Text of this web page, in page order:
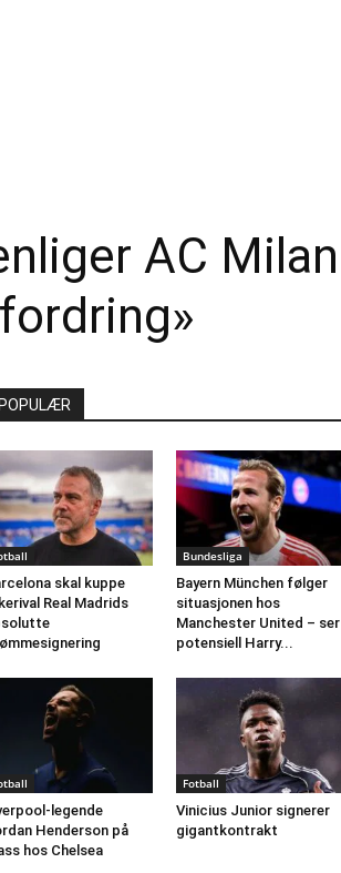
AC Milan
POPULÆR
skal kuppe
Real Madrids
Bundesliga
Bayern München følger
situasjonen hos
Manchester United – ser
potensiell Harry...
legende
Henderson på
hos Chelsea
Fotball
Vinicius Junior signerer
gigantkontrakt